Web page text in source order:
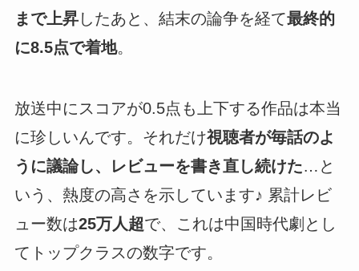
まで上昇したあと、結末の論争を経て最終的
に8.5点で着地。
放送中にスコアが0.5点も上下する作品は本当
に珍しいんです。それだけ視聴者が毎話のよ
うに議論し、レビューを書き直し続けた…と
いう、熱度の高さを示しています♪ 累計レビ
ュー数は25万人超で、これは中国時代劇とし
てトップクラスの数字です。